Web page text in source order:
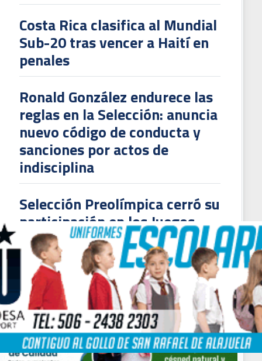
Costa Rica clasifica al Mundial
Sub-20 tras vencer a Haití en
penales
Ronald González endurece las
reglas en la Selección: anuncia
nuevo código de conducta y
sanciones por actos de
indisciplina
Selección Preolímpica cerró su
participación en los Juegos
Centroamericanos y del Caribe
con un empate ante Colombia
Lonis: "No quiero irrespetar a Joel Campbell"